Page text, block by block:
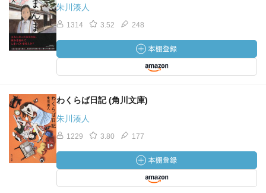
朱川湊人
1314 3.52 248
わくらば日記 (角川文庫)
朱川湊人
1229 3.80 177